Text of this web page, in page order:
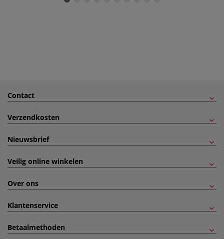
Contact
Verzendkosten
Nieuwsbrief
Veilig online winkelen
Over ons
Klantenservice
Betaalmethoden